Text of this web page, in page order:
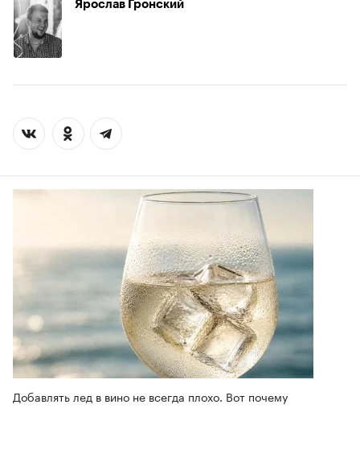
Ярослав Гронский
Добавлять лед в вино не всегда плохо. Вот почему